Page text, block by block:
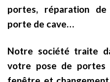
portes, réparation
porte de cave…
Notre société traite
votre pose de portes